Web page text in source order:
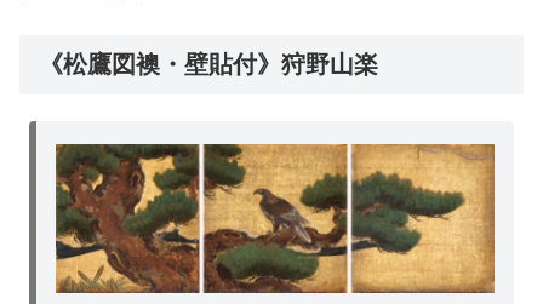
《松鷹図襖・壁貼付》狩野山楽